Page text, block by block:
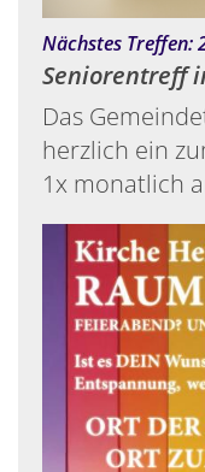
Nächstes Treffen:
Seniorentreff
Das
herzlich ein
1x monatlich